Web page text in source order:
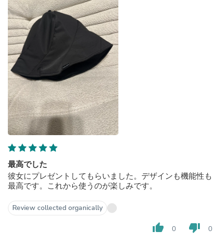
最高でした
彼女にプレゼントしてもらいました。デザインも機能性も
最高です。これから使うのが楽しみです。
Review collected organically
thumb_up 0 thumb_down 0